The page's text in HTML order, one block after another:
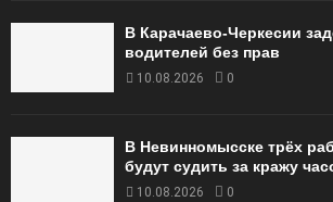
В Карачаево-Черкесии
водителей без прав
10.08.2026 0
В Невинномысске трёх
будут судить за кражу
10.08.2026 0